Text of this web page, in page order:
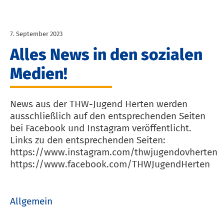
7. September 2023
Alles News in den sozialen
Medien!
News aus der THW-Jugend Herten werden
ausschließlich auf den entsprechenden Seiten
bei Facebook und Instagram veröffentlicht.
Links zu den entsprechenden Seiten:
https://www.instagram.com/thwjugendovherten
https://www.facebook.com/THWJugendHerten
Allgemein